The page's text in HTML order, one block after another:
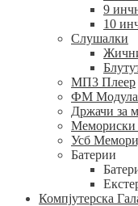
9
10
Слушалки
МП3 Плеер
ФМ
Држачи за
Мемориски
Усб
Батерии
Компјутерска